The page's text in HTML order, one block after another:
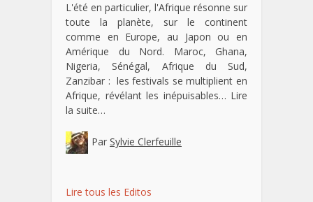
L'été en particulier, l'Afrique résonne sur
toute la planète, sur le continent
comme en Europe, au Japon ou en
Amérique du Nord. Maroc, Ghana,
Nigeria, Sénégal, Afrique du Sud,
Zanzibar : les festivals se multiplient en
Afrique, révélant les inépuisables… Lire
la suite…
Par Sylvie Clerfeuille
Lire tous les Editos